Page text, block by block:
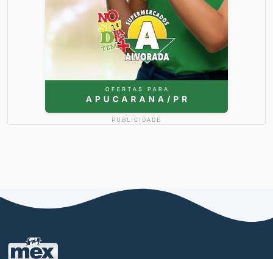
PUBLICIDADE